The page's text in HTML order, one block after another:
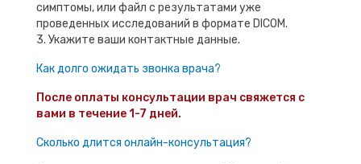
симптомы, или файл с результатами уже
проведенных исследований в формате DICOM.
3. Укажите ваши контактные данные.
Как долго ожидать звонка врача?
После оплаты консультации врач свяжется с
вами в течение 1-7 дней.
Сколько длится онлайн-консультация?